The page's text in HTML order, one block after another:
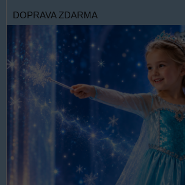
DOPRAVA ZDARMA